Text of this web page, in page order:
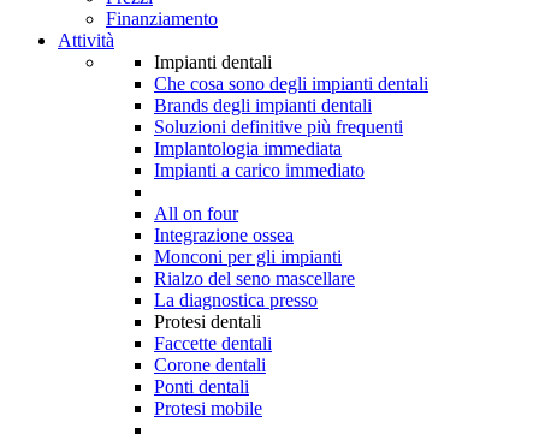
Finanziamento
Attività
Impianti dentali
Che cosa sono degli impianti dentali
Brands degli impianti dentali
Soluzioni definitive più frequenti
Implantologia immediata
Impianti a carico immediato
All on four
Integrazione ossea
Monconi per gli impianti
Rialzo del seno mascellare
La diagnostica presso
Protesi dentali
Faccette dentali
Corone dentali
Ponti dentali
Protesi mobile